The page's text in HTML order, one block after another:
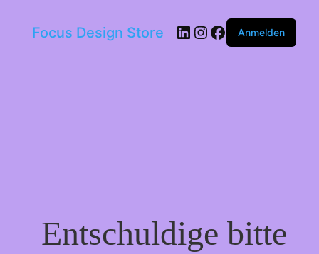
Focus Design Store LinkedIn
Instagram
Facebook
Anmelden
Entschuldige bitte